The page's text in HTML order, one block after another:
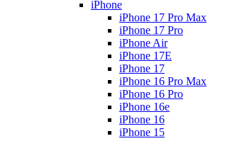
iPhone
iPhone 17 Pro Max
iPhone 17 Pro
iPhone Air
iPhone 17E
iPhone 17
iPhone 16 Pro Max
iPhone 16 Pro
iPhone 16e
iPhone 16
iPhone 15